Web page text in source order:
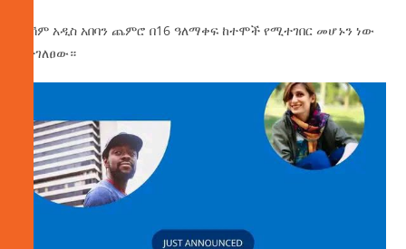
ይኽም አዲስ አበባን ጨምሮ በ16 ዓለማቀፍ ከተሞች የሚተገበር መሆኑን ነው
የተገለፀው።